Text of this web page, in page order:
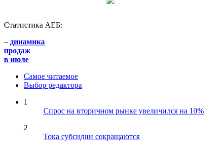
Статистика АЕБ:
– динамика
продаж
в июле
Самое читаемое
Выбор редактора
1
Спрос на вторичном рынке увеличился на 10%
2
Тока субсидии сокращаются